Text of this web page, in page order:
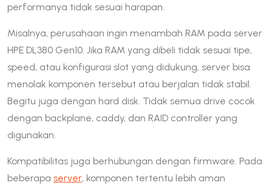
performanya tidak sesuai harapan.
Misalnya, perusahaan ingin menambah RAM pada server
HPE DL380 Gen10. Jika RAM yang dibeli tidak sesuai tipe,
speed, atau konfigurasi slot yang didukung, server bisa
menolak komponen tersebut atau berjalan tidak stabil.
Begitu juga dengan hard disk. Tidak semua drive cocok
dengan backplane, caddy, dan RAID controller yang
digunakan.
Kompatibilitas juga berhubungan dengan firmware. Pada
beberapa server, komponen tertentu lebih aman